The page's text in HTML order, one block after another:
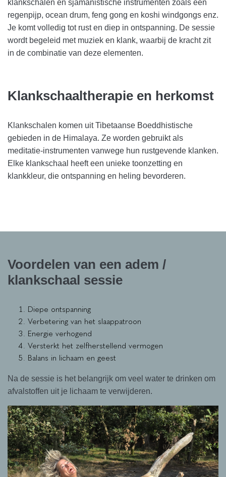
klankschalen en sjamanistische instrumenten zoals een
regenpijp, ocean drum, feng gong en koshi windgongs enz.
Je komt volledig tot rust en diep in ontspanning. De sessie
wordt begeleid met muziek en klank, waarbij de kracht zit
in de combinatie van deze elementen.
Klankschaaltherapie en herkomst
Klankschalen komen uit Tibetaanse Boeddhistische
gebieden in de Himalaya. Ze worden gebruikt als
meditatie-instrumenten vanwege hun rustgevende klanken.
Elke klankschaal heeft een unieke toonzetting en
klankkleur, die ontspanning en heling bevorderen.
Voordelen van een adem /
klankschaal sessie
Diepe ontspanning
Verbetering van het slaappatroon
Energie verhogend
Versterkt het zelfherstellend vermogen
Balans in lichaam en geest
Na de sessie is het belangrijk om veel water te drinken om
afvalstoffen uit je lichaam te verwijderen.